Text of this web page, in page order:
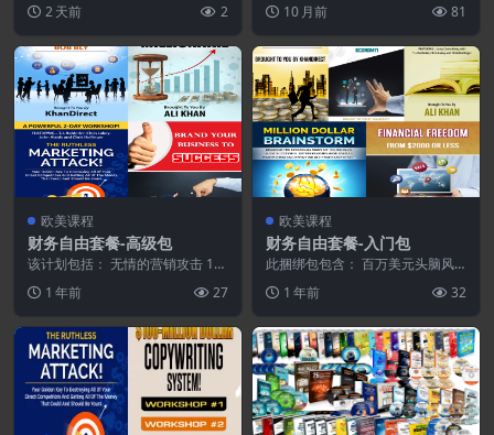
说 SavvySys...
2 天前 2
互式咨询...
10 月前 81
欧美课程
财务自由套餐-高级包
该计划包括： 无情的营销攻击 12
为您的企业打造...
1 年前 27
欧美课程
财务自由套餐-入门包
此捆绑包包含： 百万美元头脑风
自由 草根资本主...
1 年前 32